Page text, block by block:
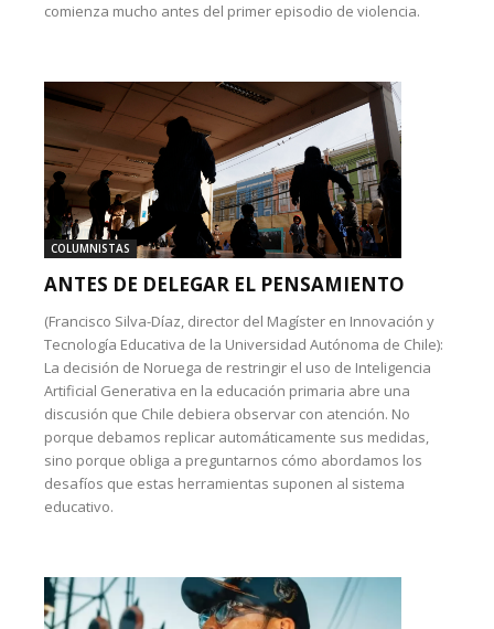
comienza mucho antes del primer episodio de violencia.
COLUMNISTAS
ANTES DE DELEGAR EL PENSAMIENTO
(Francisco Silva-Díaz, director del Magíster en Innovación y
Tecnología Educativa de la Universidad Autónoma de Chile):
La decisión de Noruega de restringir el uso de Inteligencia
Artificial Generativa en la educación primaria abre una
discusión que Chile debiera observar con atención. No
porque debamos replicar automáticamente sus medidas,
sino porque obliga a preguntarnos cómo abordamos los
desafíos que estas herramientas suponen al sistema
educativo.